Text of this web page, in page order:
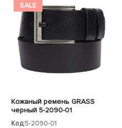
SALE
Кожаный ремень GRASS
черный 5-2090-01
Код:5-2090-01